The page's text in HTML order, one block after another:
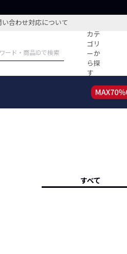
合わせ対応について
カテ
ゴリ
ーか
ら探
す
すべて